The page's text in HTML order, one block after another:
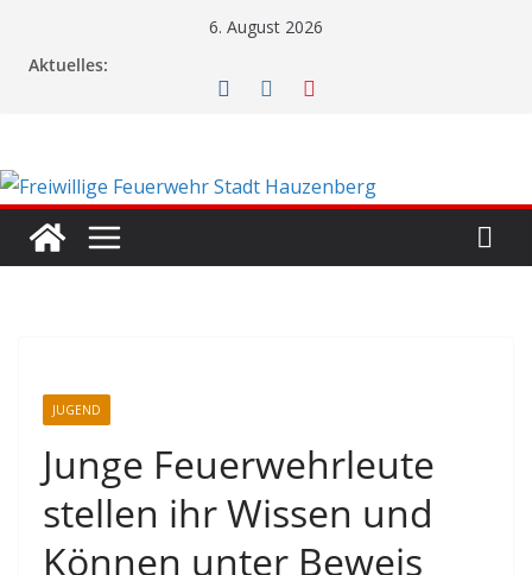
6. August 2026
Aktuelles:
JUGEND
Junge Feuerwehrleute
stellen ihr Wissen und
Können unter Beweis